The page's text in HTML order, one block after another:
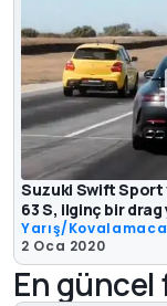
Suzuki Swift Sport
63 S, ilginç bir drag
Yarış/Kovalamaca
2 Oca 2020
En